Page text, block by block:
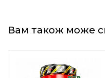
Вам також може